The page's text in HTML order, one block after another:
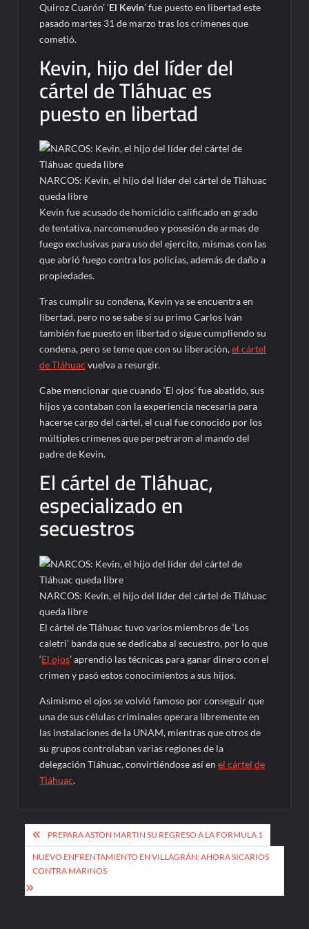
Quiroz Cuarón’ ‘El Kevin’ fue puesto en libertad este
pasado martes 31 de marzo tras los crímenes que
cometió.
Kevin, hijo del líder del
cártel de Tláhuac es
puesto en libertad
NARCOS: Kevin, el hijo del líder del cártel de Tláhuac
queda libre
Kevin fue acusado de homicidio calificado en grado
de tentativa, narcomenudeo y posesión de armas de
fuego exclusivas para uso del ejercito, mismas con las
que abrió fuego contra los policías, además de daño a
propiedades.
Tras cumplir su condena, Kevin ya se encuentra en
libertad, pero no se sabe si su primo Carlos Iván
también fue puesto en libertad o sigue cumpliendo su
condena, pero se teme que con su liberación,el cártel
de Tláhuac vuelva a resurgir.
Cabe mencionar que cuando ‘El ojos’ fue abatido, sus
hijos ya contaban con la experiencia necesaria para
hacerse cargo del cártel, el cual fue conocido por los
múltiples crímenes que perpetraron al mando del
padre de Kevin.
El cártel de Tláhuac,
especializado en
secuestros
NARCOS: Kevin, el hijo del líder del cártel de Tláhuac
queda libre
El cártel de Tláhuac tuvo varios miembros de ‘Los
caletri’ banda que se dedicaba al secuestro, por lo que
‘El ojos’ aprendió las técnicas para ganar dinero con el
crimen y pasó estos conocimientos a sus hijos.
Asimismo el ojos se volvió famoso por conseguir que
una de sus células criminales operara libremente en
las instalaciones de la UNAM, mientras que otros de
su grupos controlaban varias regiones de la
delegación Tláhuac, convirtiéndose así enel cártel de
Tláhuac.
Navegación
de
entradas
PREPARA ASTON MARTIN SU REGRESO A LA FORMULA 1
NUEVO ENFRENTAMIENTO EN VILLAGRÁN; AHORA SICARIOS
CONTRA MARINOS